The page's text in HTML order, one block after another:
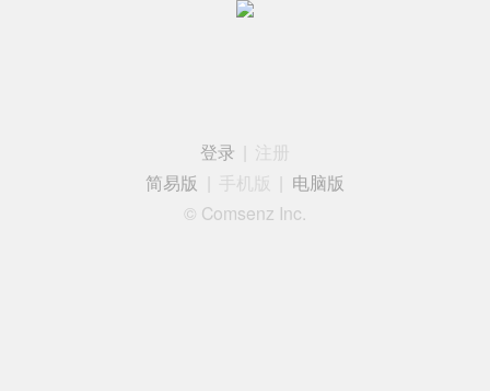
登录
注册
简易版
手机版
电脑版
© Comsenz Inc.